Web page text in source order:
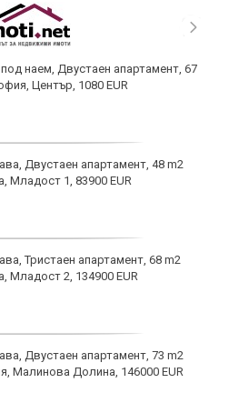
наем, Двустаен апартамент, 67
Център, 1080 EUR
Двустаен апартамент, 48 m2
Младост 1, 83900 EUR
Тристаен апартамент, 68 m2
Младост 2, 134900 EUR
Двустаен апартамент, 73 m2
Малинова Долина, 146000 EUR